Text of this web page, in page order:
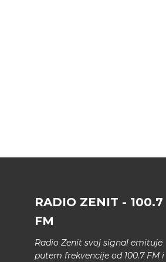
RADIO ZENIT - 100.7
FM
Radio Zenit svoj signal emituje
putem frekvencije od 100.7 FM i